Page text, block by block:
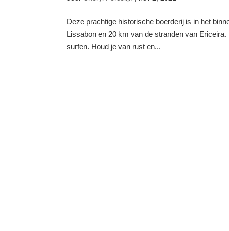
Deze prachtige historische boerderij is in het
Lissabon en 20 km van de stranden van
surfen. Houd je van rust en...